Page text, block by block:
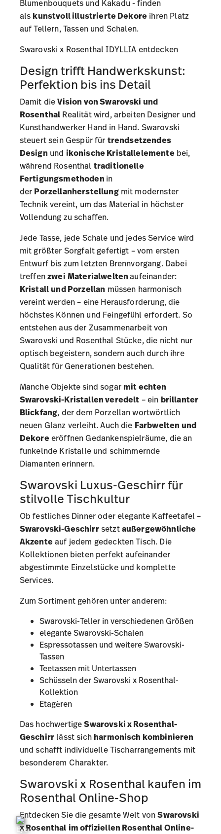
Blumenbouquets und Kakadu - finden
als kunstvoll illustrierte Dekore ihren Platz
aufTellern,Tassenund Schalen.
Swarovski x Rosenthal IDYLLIA entdecken
Design trifft Handwerkskunst:
Perfektion bis ins Detail
Damit dieVision von Swarovski und
Rosenthal Realität wird, arbeiten Designer und
Kunsthandwerker Hand in Hand. Swarovski
steuert sein Gespür für trendsetzendes
Design und ikonische Kristallelementebei,
während Rosenthal traditionelle
Fertigungsmethoden in
der Porzellanherstellungmit modernster
Technik vereint, um das Material in höchster
Vollendung zu schaffen.
Jede Tasse, jede Schale und jedes Service wird
mit größter Sorgfalt gefertigt – vom ersten
Entwurf bis zum letzten Brennvorgang. Dabei
treffenzwei Materialweltenaufeinander:
Kristallund Porzellan müssen harmonisch
vereint werden – eine Herausforderung, die
höchstes Können und Feingefühl erfordert. So
entstehen aus der Zusammenarbeit von
Swarovski und Rosenthal Stücke, die nicht nur
optisch begeistern, sondern auch durch ihre
Qualität für Generationen bestehen.
Manche Objekte sind sogar mit echten
Swarovski-Kristallen veredelt – ein brillanter
Blickfang, der dem Porzellan wortwörtlich
neuen Glanz verleiht. Auch die Farbwelten und
Dekoreeröffnen Gedankenspielräume, die an
funkelnde Kristalle und schimmernde
Diamanten erinnern.
Swarovski Luxus-Geschirr für
stilvolle Tischkultur
Ob festliches Dinner oder elegante Kaffeetafel –
Swarovski-Geschirrsetztaußergewöhnliche
Akzenteauf jedem gedeckten Tisch. Die
Kollektionen bieten perfekt aufeinander
abgestimmte Einzelstücke und komplette
Services.
Zum Sortiment gehören unter anderem:
Swarovski-Teller in verschiedenen Größen
elegante Swarovski-Schalen
Espressotassenund weitere Swarovski-
Tassen
Teetassenmit Untertassen
Schüsseln der Swarovski x Rosenthal-
Kollektion
Etagèren
Das hochwertigeSwarovski x Rosenthal-
Geschirr lässt sich harmonisch kombinieren
und schafft individuelle Tischarrangements mit
besonderem Charakter.
Swarovski x Rosenthal kaufen im
Rosenthal Online-Shop
Entdecken Sie die gesamte Welt vonSwarovski
x Rosenthal im offiziellen Rosenthal Online-